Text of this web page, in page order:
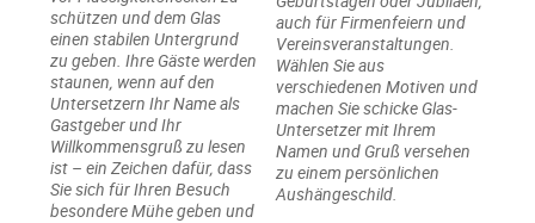
schützen und dem Glas
einen stabilen Untergrund
zu geben. Ihre Gäste werden
staunen, wenn auf den
Untersetzern Ihr Name als
Gastgeber und Ihr
Willkommensgruß zu lesen
ist – ein Zeichen dafür, dass
Sie sich für Ihren Besuch
besondere Mühe geben und
auch für Firmenfeiern und
Vereinsveranstaltungen.
Wählen Sie aus
verschiedenen Motiven und
machen Sie schicke Glas-
Untersetzer mit Ihrem
Namen und Gruß versehen
zu einem persönlichen
Aushängeschild.